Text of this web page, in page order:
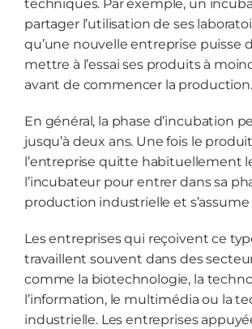
techniques. Par exemple, un
partager l’utilisation de ses
qu’une nouvelle entreprise puisse
mettre à l’essai ses produits à
avant de commencer la production.
En général, la phase d’incubation
jusqu’à deux ans. Une fois le
l’entreprise quitte habituellement
l’incubateur pour entrer dans sa
production industrielle et
Les entreprises qui reçoivent ce
travaillent souvent dans des
comme la biotechnologie, la
l’information, le multimédia ou la
industrielle. Les entreprises